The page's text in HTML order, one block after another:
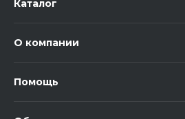
Каталог
О компании
Помощь